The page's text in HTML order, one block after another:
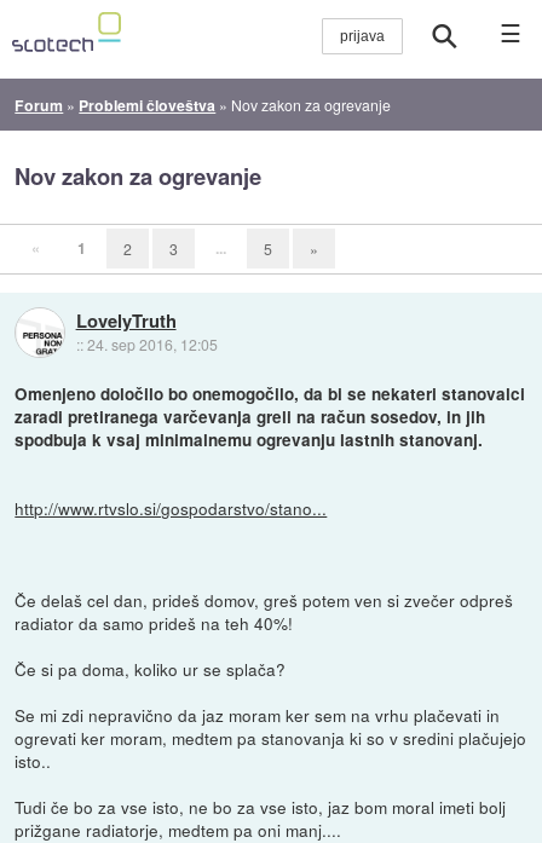
☰
Forum » Problemi človeštva » Nov zakon za ogrevanje
Nov zakon za ogrevanje
« 1 2 3 ... 5 »
LovelyTruth
::24. sep 2016, 12:05
Omenjeno določilo bo onemogočilo, da bi se nekateri stanovalci
zaradi pretiranega varčevanja greli na račun sosedov, in jih
spodbuja k vsaj minimalnemu ogrevanju lastnih stanovanj.
http://www.rtvslo.si/gospodarstvo/stano...
Če delaš cel dan, prideš domov, greš potem ven si zvečer odpreš
radiator da samo prideš na teh 40%!
Če si pa doma, koliko ur se splača?
Se mi zdi nepravično da jaz moram ker sem na vrhu plačevati in
ogrevati ker moram, medtem pa stanovanja ki so v sredini plačujejo
isto..
Tudi če bo za vse isto, ne bo za vse isto, jaz bom moral imeti bolj
prižgane radiatorje, medtem pa oni manj....